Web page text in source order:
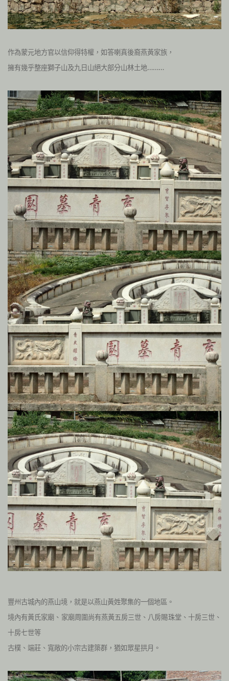
作為蒙元地方官以信仰得特權，如答喇真後裔燕黃家族，
擁有幾乎整座獅子山及九日山絕大部分山林土地………
豐州古城內的燕山境，就是以燕山黃姓聚集的一個地區。
境內有黃氏家廟、 家廟周圍尚有燕黃五房三世、八房賜珠堂、十房三世、
十房七世等
古樸、端莊、寬敞的小宗古建築群，猶如眾星拱月。